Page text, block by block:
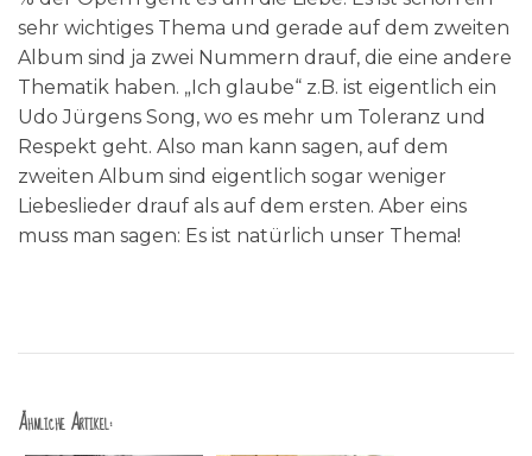
sehr wichtiges Thema und gerade auf dem zweiten
Album sind ja zwei Nummern drauf, die eine andere
Thematik haben. „Ich glaube“ z.B. ist eigentlich ein
Udo Jürgens Song, wo es mehr um Toleranz und
Respekt geht. Also man kann sagen, auf dem
zweiten Album sind eigentlich sogar weniger
Liebeslieder drauf als auf dem ersten. Aber eins
muss man sagen: Es ist natürlich unser Thema!
Ähnliche Artikel: